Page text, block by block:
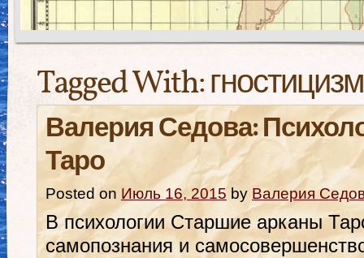
Tagged With:гностицизм
Валерия Седова:
Таро
Posted on Июль 16, 2015 by Валерия
В психологии Старшие арканы
самопознания и